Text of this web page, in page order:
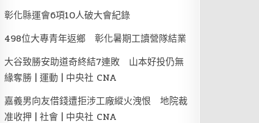
彰化縣運會6項10人破大會紀錄
498位大專青年返鄉 彰化暑期工讀營隊結業
大谷致勝安助道奇終結7連敗 山本好投仍無
緣奪勝 | 運動 | 中央社 CNA
嘉義男向友借錢遭拒涉工廠縱火洩恨 地院裁
准收押 | 社會 | 中央社 CNA